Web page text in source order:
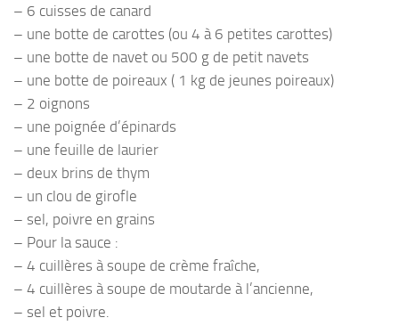
– 6 cuisses de canard
– une botte de carottes (ou 4 à 6 petites carottes)
– une botte de navet ou 500 g de petit navets
– une botte de poireaux ( 1 kg de jeunes poireaux)
– 2 oignons
– une poignée d’épinards
– une feuille de laurier
– deux brins de thym
– un clou de girofle
– sel, poivre en grains
– Pour la sauce :
– 4 cuillères à soupe de crème fraîche,
– 4 cuillères à soupe de moutarde à l’ancienne,
– sel et poivre.